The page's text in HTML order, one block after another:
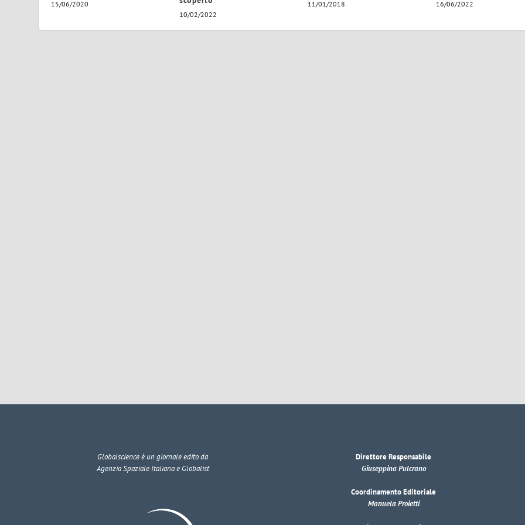
15/06/2020
10/02/2022
11/01/2018 16/06/2022
Globalscienceè un giornale edito da
Agenzia Spaziale Italiana e Globalist
Direttore Responsabile
Giuseppina Pulcrano
Coordinamento Editoriale
Manuela Proietti